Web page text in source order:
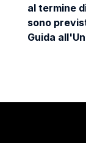
al termine
sono
Guida